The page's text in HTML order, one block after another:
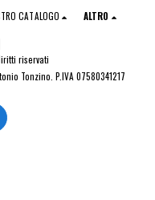
riservati
Tonzino. P.IVA 07580341217
CATALOGO ALTRO